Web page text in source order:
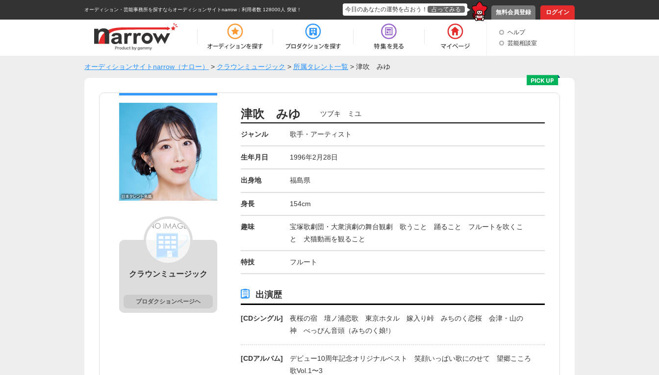
オーディション・芸能事務所を探すならオーディションサイトnarrow ：利用者数 128000人 突破！ 無料会員登録 ログイン
今日のあなたの運勢を占おう！ 占ってみる
ヘルプ
芸能相談室
オーディションサイトnarrow（ナロー） > クラウンミュージック > 所属タレント一覧 > 津吹 みゆ
クラウンミュージック
プロダクションページヘ
津吹 みゆ ツブキ ミユ
ジャンル 歌手・アーティスト
生年月日 1996年2月28日
出身地 福島県
身長 154cm
趣味
宝塚歌劇団・大衆演劇の舞台観劇 歌うこと 踊ること フルートを吹くこ
と 犬猫動画を観ること
特技 フルート
出演歴
[CDシングル]
夜桜の宿 壇ノ浦恋歌 東京ホタル 嫁入り峠 みちのく恋桜 会津・山の
神 べっぴん音頭（みちのく娘!）
[CDアルバム]
デビュー10周年記念オリジナルベスト 笑顔いっぱい歌にのせて 望郷こころ
歌Vol.1〜3